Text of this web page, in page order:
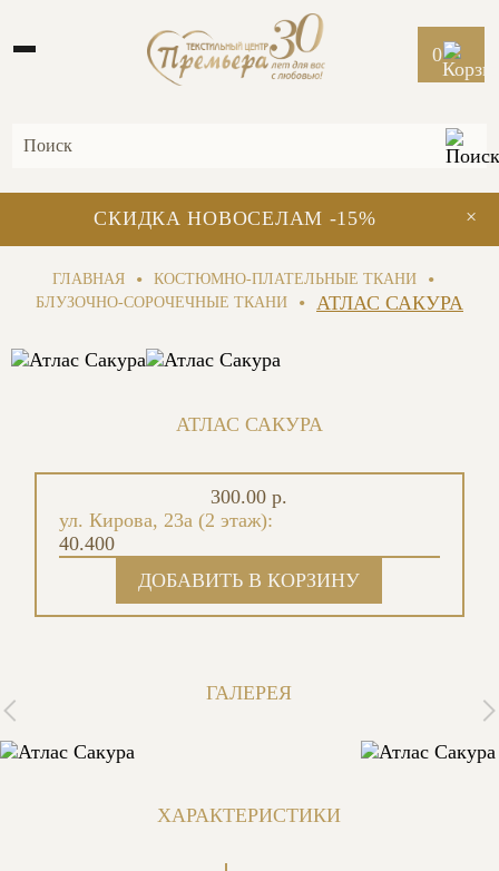
0
×
СКИДКА НОВОСЕЛАМ -15%
ГЛАВНАЯ • КОСТЮМНО-ПЛАТЕЛЬНЫЕ ТКАНИ •
БЛУЗОЧНО-СОРОЧЕЧНЫЕ ТКАНИ • АТЛАС САКУРА
АТЛАС САКУРА
ул. Кирова, 23а (2 этаж):
40.400
300.00 р.
ГАЛЕРЕЯ
ХАРАКТЕРИСТИКИ